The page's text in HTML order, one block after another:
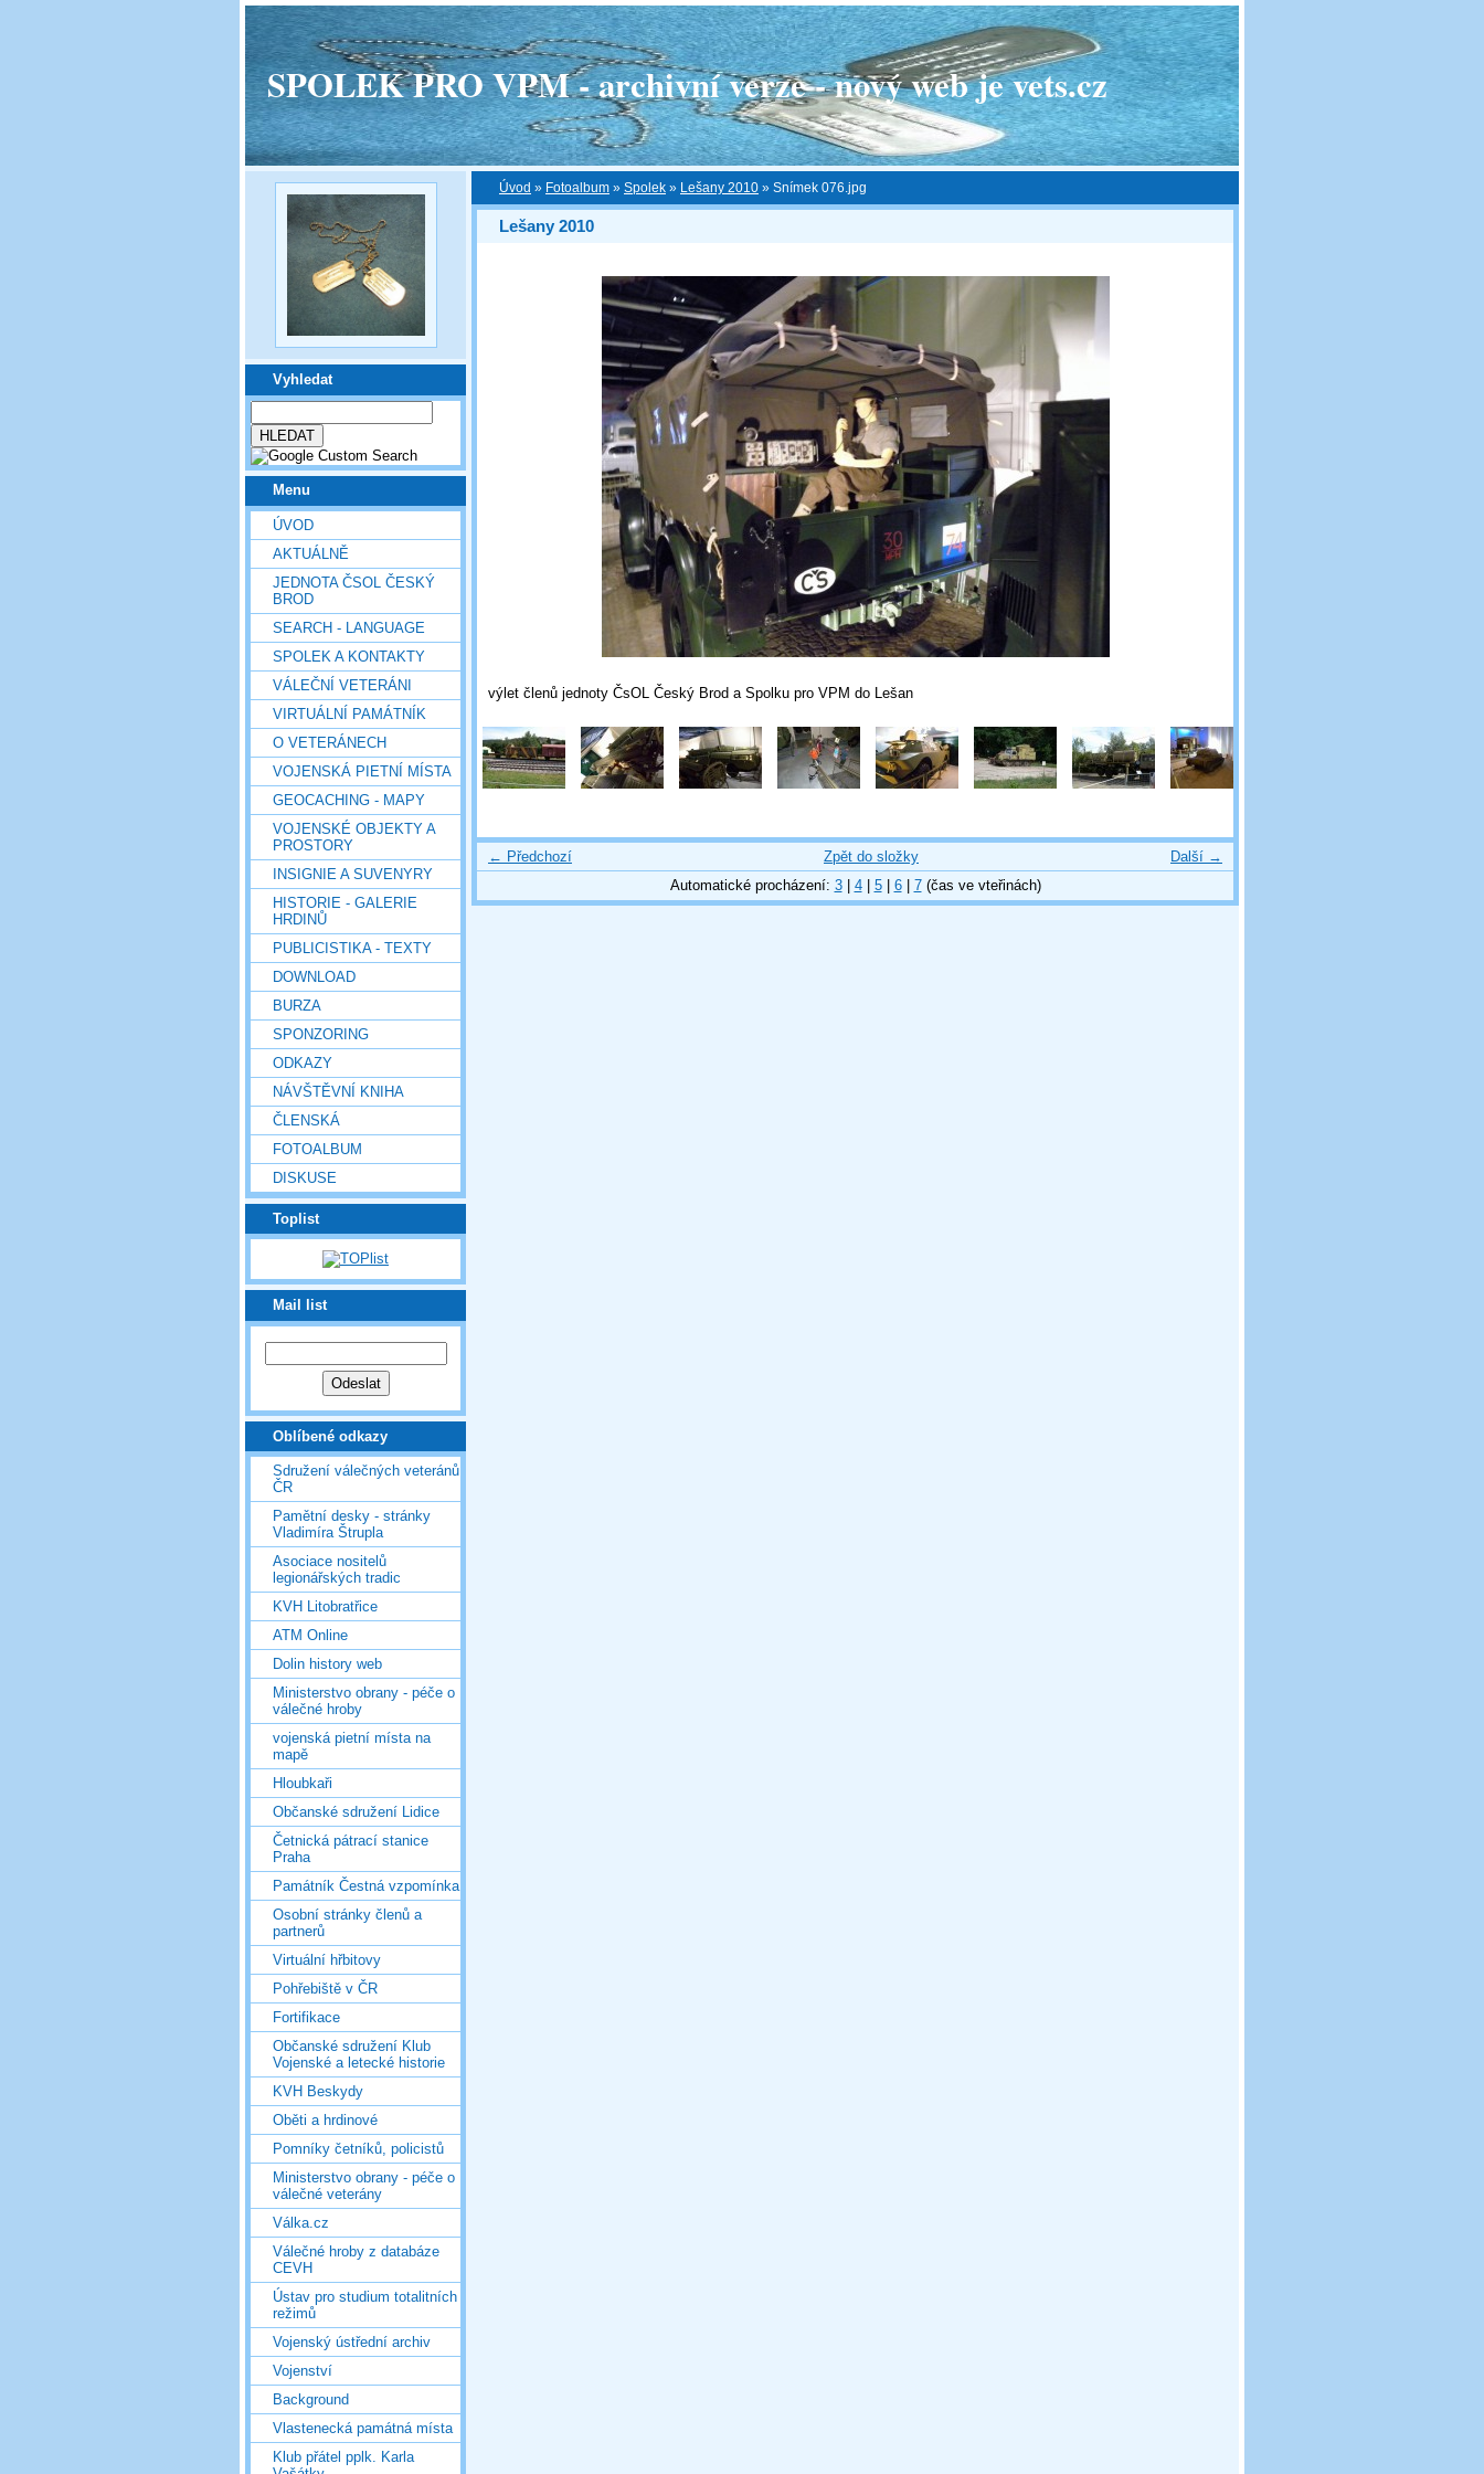
SPOLEK PRO VPM - archivní verze - nový web je vets.cz
Vyhledat
Menu
ÚVOD
AKTUÁLNĚ
JEDNOTA ČSOL ČESKÝ
BROD
SEARCH - LANGUAGE
SPOLEK A KONTAKTY
VÁLEČNÍ VETERÁNI
VIRTUÁLNÍ PAMÁTNÍK
O VETERÁNECH
VOJENSKÁ PIETNÍ MÍSTA
GEOCACHING - MAPY
VOJENSKÉ OBJEKTY A
PROSTORY
INSIGNIE A SUVENYRY
HISTORIE - GALERIE
HRDINŮ
PUBLICISTIKA - TEXTY
DOWNLOAD
BURZA
SPONZORING
ODKAZY
NÁVŠTĚVNÍ KNIHA
ČLENSKÁ
FOTOALBUM
DISKUSE
Toplist
Mail list
Oblíbené odkazy
Sdružení válečných veteránů
ČR
Pamětní desky - stránky
Vladimíra Štrupla
Asociace nositelů
legionářských tradic
KVH Litobratřice
ATM Online
Dolin history web
Ministerstvo obrany - péče o
válečné hroby
vojenská pietní místa na
mapě
Hloubkaři
Občanské sdružení Lidice
Četnická pátrací stanice
Praha
Památník Čestná vzpomínka
Osobní stránky členů a
partnerů
Virtuální hřbitovy
Pohřebiště v ČR
Fortifikace
Občanské sdružení Klub
Vojenské a letecké historie
KVH Beskydy
Oběti a hrdinové
Pomníky četníků, policistů
Ministerstvo obrany - péče o
válečné veterány
Válka.cz
Válečné hroby z databáze
CEVH
Ústav pro studium totalitních
režimů
Vojenský ústřední archiv
Vojenství
Background
Vlastenecká památná místa
Klub přátel pplk. Karla
Úvod » Fotoalbum » Spolek » Lešany 2010 » Snímek 076.jpg
Lešany 2010
výlet členů jednoty ČsOL Český Brod a Spolku pro VPM do Lešan
← Předchozí Další →
Zpět do složky
Automatické procházení: 3| 4| 5| 6| 7(čas ve vteřinách)